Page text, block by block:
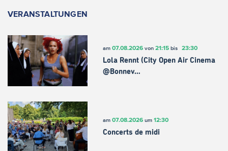
VERANSTALTUNGEN
am 07.08.2026von 21:15bis 23:30
Lola Rennt (City Open Air Cinema
@Bonnev…
am 07.08.2026um 12:30
Concerts de midi